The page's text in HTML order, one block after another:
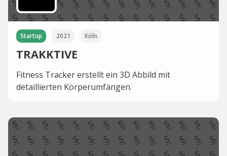
Startup 2021 Köln
TRAKKTIVE
Fitness Tracker erstellt ein 3D Abbild mit
detaillierten Körperumfängen.